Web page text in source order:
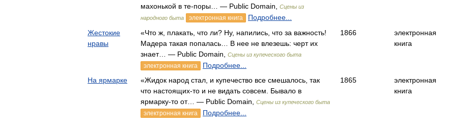
махонькой в те-поры… — Public Domain,
Сцены из
народного быта
электронная книга Подробнее...
Жестокие
нравы
«Что ж, плакать, что ли? Ну, напились, что за важность!
Мадера такая попалась… В нее не влезешь: черт их
знает… — Public Domain,
Сцены из купеческого быта
электронная книга Подробнее...
1866
электронная
книга
На ярмарке
«Жидок народ стал, и купечество все смешалось, так
что настоящих-то и не видать совсем. Бывало в
ярмарку-то от… — Public Domain,
Сцены из купеческого быта
электронная книга Подробнее...
1865
электронная
книга